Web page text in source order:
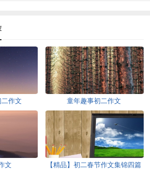
作文 童年趣事初二作文
文 【精品】初二春节作文集锦四篇